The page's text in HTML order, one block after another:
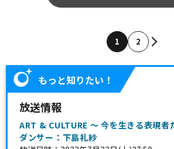
1 2
もっと知りたい！
放送情報
ART & CULTURE ～ 今を生きる表現
ダンサー：下島礼紗